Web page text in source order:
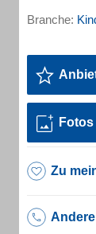
Branche:
Zu